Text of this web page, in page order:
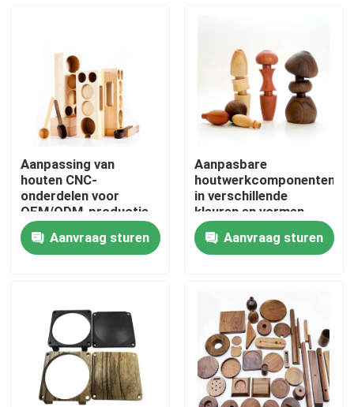
Thuis
Producten
Over ons
Fabriekstocht
Aanpassing van
houten CNC-
onderdelen voor
OEM/ODM-productie
Aanvraag sturen
Aanpasbare
houtwerkcomponenten
in verschillende
kleuren en vormen
Aanvraag sturen